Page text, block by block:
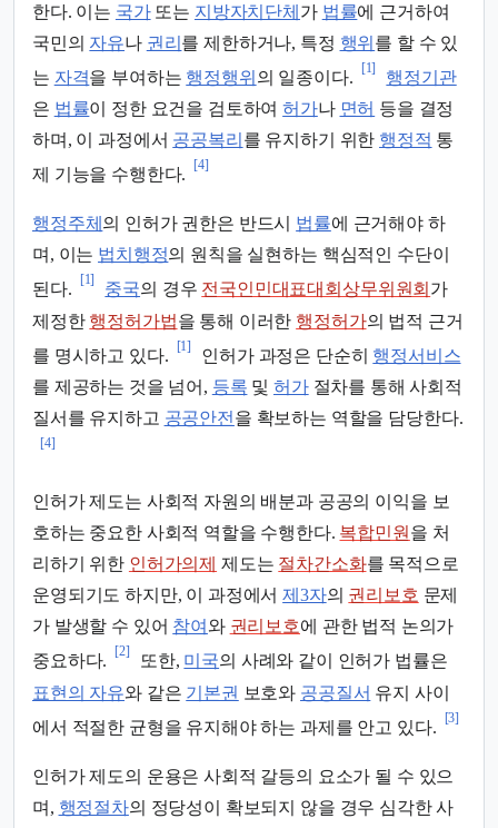
한다. 이는 국가또는 지방자치단체 가 법률에 근거하여
국민의 자유나 권리 를 제한하거나, 특정 행위 를 할 수 있
는 자격을 부여하는 행정행위 의 일종이다.
[1]
행정기관
은 법률이 정한 요건을 검토하여허가나 면허 등을 결정
하며, 이 과정에서 공공복리 를 유지하기 위한 행정적 통
제 기능을 수행한다.
[4]
행정주체 의 인허가 권한은 반드시 법률에 근거해야 하
며, 이는 법치행정의 원칙을 실현하는 핵심적인 수단이
된다.
[1]
중국의 경우 전국인민대표대회상무위원회 가
제정한 행정허가법을 통해 이러한 행정허가의 법적 근거
를 명시하고 있다.
[1]
인허가 과정은 단순히 행정서비스
를 제공하는 것을 넘어, 등록 및 허가절차를 통해 사회적
질서를 유지하고 공공안전 을 확보하는 역할을 담당한다.
[4]
인허가 제도는 사회적 자원의 배분과 공공의 이익을 보
호하는 중요한 사회적 역할을 수행한다. 복합민원을 처
리하기 위한 인허가의제 제도는 절차간소화를 목적으로
운영되기도 하지만, 이 과정에서제3자의 권리보호 문제
가 발생할 수 있어 참여 와 권리보호에 관한 법적 논의가
중요하다.
[2]
또한, 미국의 사례와 같이 인허가 법률은
표현의 자유와 같은 기본권 보호와 공공질서 유지 사이
에서 적절한 균형을 유지해야 하는 과제를 안고 있다.
[3]
인허가 제도의 운용은 사회적 갈등의 요소가 될 수 있으
며, 행정절차의 정당성이 확보되지 않을 경우 심각한 사